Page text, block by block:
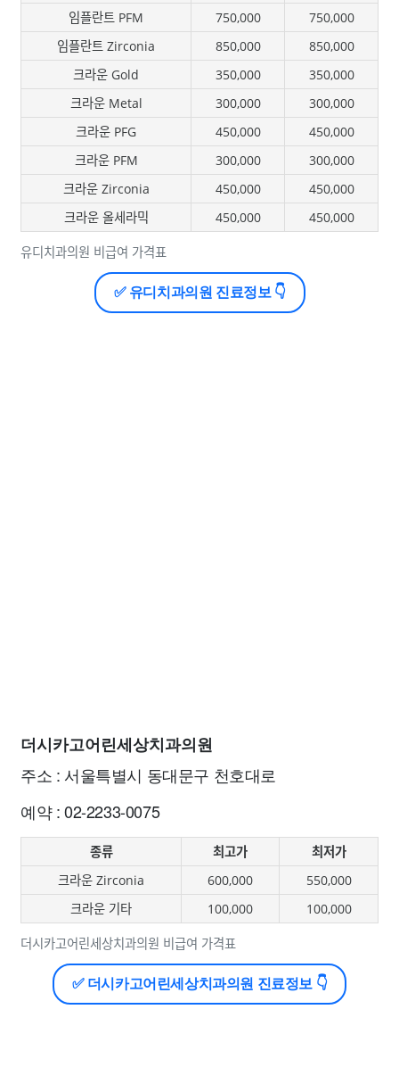
유디치과의원 비급여 가격표
임플란트 PFM 750,000
750,000
임플란트 Zirconia
850,000
850,000
크라운 Gold
350,000
350,000
크라운 Metal
300,000
300,000
크라운 PFG
450,000
450,000
크라운 PFM
300,000
300,000
크라운 Zirconia
450,000
450,000
크라운 올세라믹
450,000 450,000
✅ 유디치과의원 진료정보 👇
더시카고어린세상치과의원
주소 : 서울특별시 동대문구 천호대로
예약 : 02-2233-0075
더시카고어린세상치과의원 비급여 가격표
종류 최고가
최저가
크라운 Zirconia
600,000
550,000
크라운 기타
100,000 100,000
✅ 더시카고어린세상치과의원 진료정보 👇